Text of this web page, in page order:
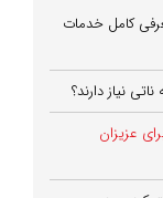
کامل خدمات
نیاز دارند؟
عزیزان